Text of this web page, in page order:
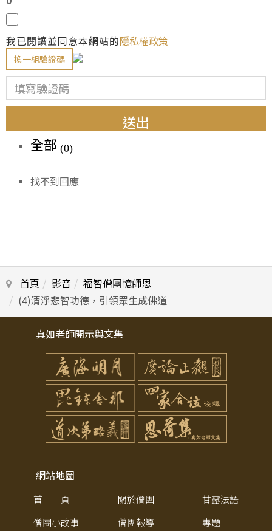
我已閱讀並同意本網站的隱私權政策
換一組驗證碼
送出
全部 (0)
找不到回應
首頁 影音
福智僧團憶師恩
(4)清淨悲智功德，引領眾生成佛道
真如老師開示與文集
網站地圖
首 頁 關於僧團
甘露法語
僧團小故事
僧團報導
專題